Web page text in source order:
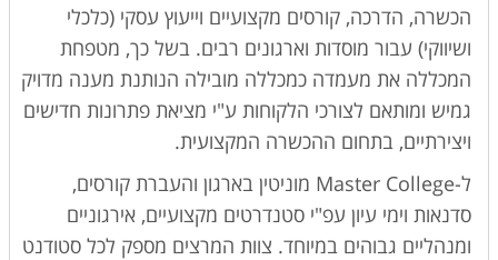
הכשרה, הדרכה, קורסים מקצועיים וייעוץ עסקי (כלכלי
ושיווקי) עבור מוסדות וארגונים רבים. בשל כך, מטפחת
המכללה את מעמדה כמכללה מובילה הנותנת מענה מדויק
גמיש ומותאם לצורכי הלקוחות ע"י מציאת פתרונות חדישים
ויצירתיים, בתחום ההכשרה המקצועית.
ל-Master College מוניטין בארגון והעברת קורסים,
סדנאות וימי עיון עפ"י סטנדרטים מקצועיים, אירגוניים
ומנהליים גבוהים במיוחד. צוות המרצים מספק לכל סטודנט